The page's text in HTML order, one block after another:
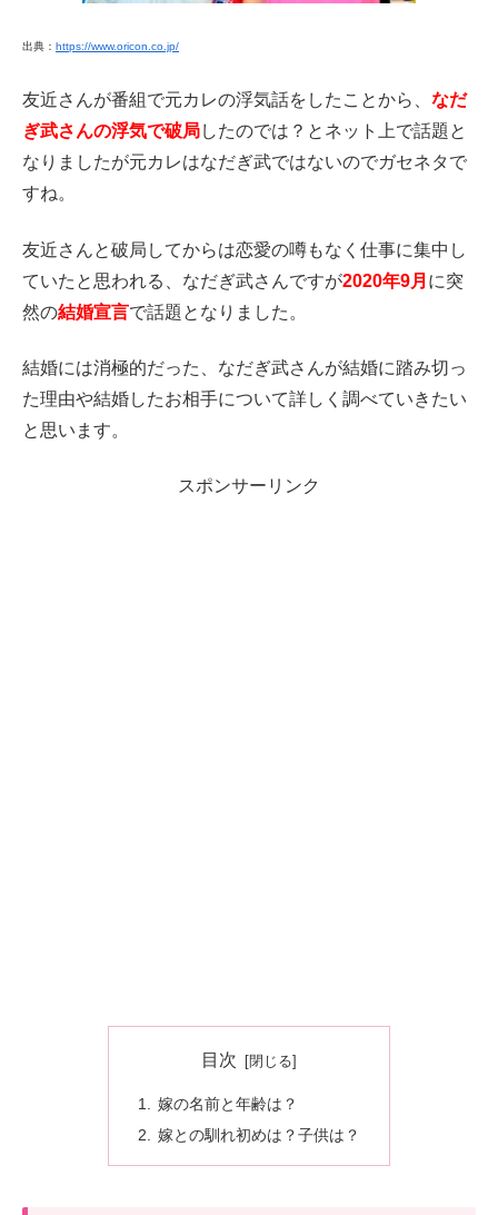
出典： https://www.oricon.co.jp/
友近さんが番組で元カレの浮気話をしたことから、 なだ
ぎ武さんの浮気で破局したのでは？とネット上で話題と
なりましたが元カレはなだぎ武ではないのでガセネタで
すね。
友近さんと破局してからは恋愛の噂もなく仕事に集中し
ていたと思われる、なだぎ武さんですが2020年9月 に突
然の結婚宣言で話題となりました。
結婚には消極的だった、なだぎ武さんが結婚に踏み切っ
た理由や結婚したお相手について詳しく調べていきたい
と思います。
スポンサーリンク
目次
嫁の名前と年齢は？
嫁との馴れ初めは？子供は？